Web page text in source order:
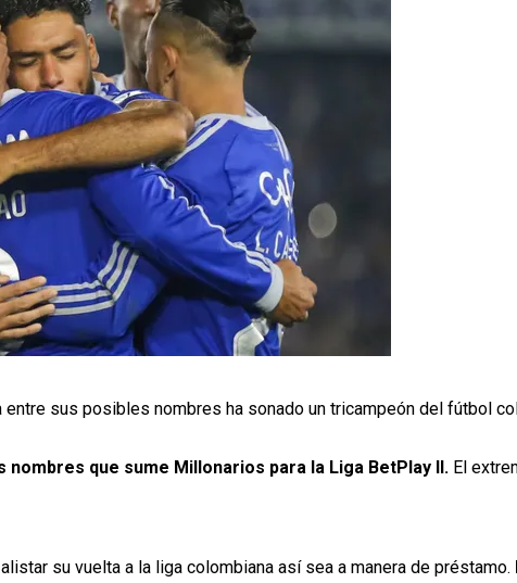
sus posibles nombres ha sonado un tricampeón del fútbol
que sume Millonarios para la Liga BetPlay II. El
su vuelta a la liga colombiana así sea a manera de préstamo.